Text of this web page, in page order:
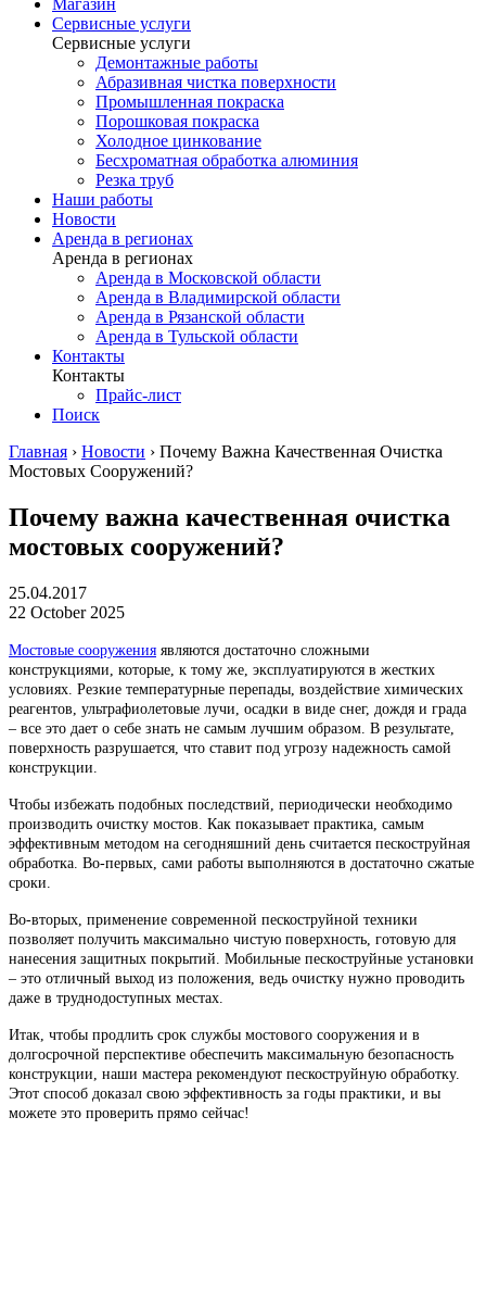
Сервисные услуги
Сервисные услуги
Демонтажные работы
Абразивная чистка поверхности
Промышленная покраска
Порошковая покраска
Холодное цинкование
Бесхроматная обработка алюминия
Резка труб
Наши работы
Новости
Аренда в регионах
Аренда в регионах
Аренда в Московской области
Аренда в Владимирской области
Аренда в Рязанской области
Аренда в Тульской области
Контакты
Контакты
Прайс-лист
Поиск
Главная › Новости › Почему Важна Качественная Очистка
Мостовых Сооружений?
Почему важна качественная очистка
мостовых сооружений?
25.04.2017
22 October 2025
Мостовые сооружения являются достаточно сложными
конструкциями, которые, к тому же, эксплуатируются в жестких
условиях. Резкие температурные перепады, воздействие химических
реагентов, ультрафиолетовые лучи, осадки в виде снег, дождя и града
– все это дает о себе знать не самым лучшим образом. В результате,
поверхность разрушается, что ставит под угрозу надежность самой
конструкции.
Чтобы избежать подобных последствий, периодически необходимо
производить очистку мостов. Как показывает практика, самым
эффективным методом на сегодняшний день считается пескоструйная
обработка. Во-первых, сами работы выполняются в достаточно сжатые
сроки.
Во-вторых, применение современной пескоструйной техники
позволяет получить максимально чистую поверхность, готовую для
нанесения защитных покрытий. Мобильные пескоструйные установки
– это отличный выход из положения, ведь очистку нужно проводить
даже в труднодоступных местах.
Итак, чтобы продлить срок службы мостового сооружения и в
долгосрочной перспективе обеспечить максимальную безопасность
конструкции, наши мастера рекомендуют пескоструйную обработку.
Этот способ доказал свою эффективность за годы практики, и вы
можете это проверить прямо сейчас!